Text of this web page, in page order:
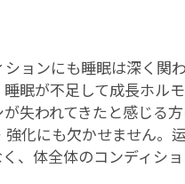
ョンにも睡眠は深く関わ
眠が不足して成長ホル
失われてきたと感じる
化にも欠かせません
、体全体のコンディシ